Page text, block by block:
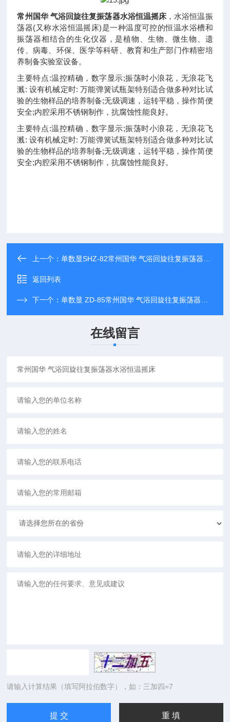
常州国华 气浴回旋往复振荡器水浴恒温摇床 ，水浴恒温振
荡器(又称水浴恒温摇床)是一种温度可控的恒温水浴槽和
振荡器相结合的生化仪器，是植物、生物、微生物、遗
传、病毒、环保、医学等科研、教育和生产部门作精密培
养制备实验室设备。
主要特点:温控精确，数字显示;振荡时小浪花，无浪花飞
溅: 设有机械定时: 万能弹簧试瓶架特别适合做多种对比试
验的生物样品的培养制备;无级调速，运转平稳，操作简便
安全;内腔采用不锈钢制作，抗腐蚀性能良好。
主要特点:温控精确，数字显示;振荡时小浪花，无浪花飞
溅: 设有机械定时: 万能弹簧试瓶架特别适合做多种对比试
验的生物样品的培养制备;无级调速，运转平稳，操作简便
安全;内腔采用不锈钢制作，抗腐蚀性能良好。
上一个：单数显SHZ-82常州国华 气浴回旋往复振荡器水浴恒温摇床
返回列表
下一个：单数显 ZD-85常州国华 气浴回旋往复振荡器水浴恒温摇床
在线留言
请输入计算结果（填写阿拉伯数字），如：三加四=7